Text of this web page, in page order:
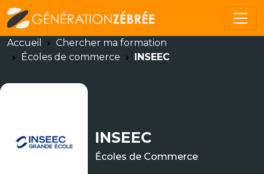
Accueil
Chercher ma formation
Écoles de commerce
INSEEC
INSEEC
Écoles de Commerce